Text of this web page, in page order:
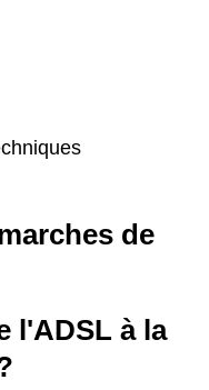
de
l'ADSL à la